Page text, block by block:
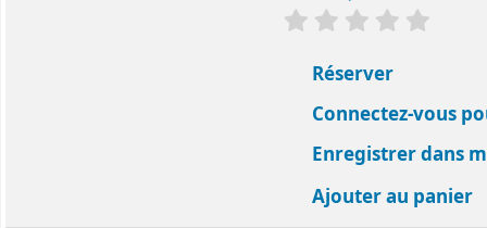
évaluation
Réserver
Connectez-vous
Enregistrer dans
Ajouter au panier